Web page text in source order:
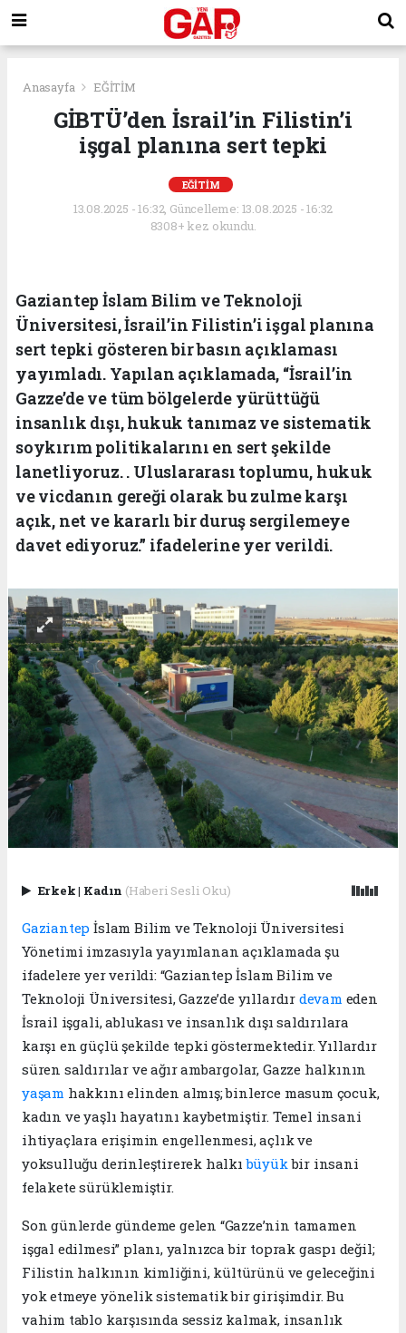
Anasayfa EĞİTİM
GİBTÜ’den İsrail’in Filistin’i
işgal planına sert tepki
EĞİTİM
13.08.2025 - 16:32, Güncelleme: 13.08.2025 - 16:32
8308+ kez okundu.
Gaziantep İslam Bilim ve Teknoloji
Üniversitesi, İsrail’in Filistin’i işgal planına
sert tepki gösteren bir basın açıklaması
yayımladı. Yapılan açıklamada, “İsrail’in
Gazze’de ve tüm bölgelerde yürüttüğü
insanlık dışı, hukuk tanımaz ve sistematik
soykırım politikalarını en sert şekilde
lanetliyoruz. . Uluslararası toplumu, hukuk
ve vicdanın gereği olarak bu zulme karşı
açık, net ve kararlı bir duruş sergilemeye
davet ediyoruz.” ifadelerine yer verildi.
Erkek| Kadın (Haberi Sesli Oku)
Gaziantep İslam Bilim ve Teknoloji Üniversitesi
Yönetimi imzasıyla yayımlanan açıklamada şu
ifadelere yer verildi: “Gaziantep İslam Bilim ve
Teknoloji Üniversitesi, Gazze’de yıllardır devam eden
İsrail işgali, ablukası ve insanlık dışı saldırılara
karşı en güçlü şekilde tepki göstermektedir. Yıllardır
süren saldırılar ve ağır ambargolar, Gazze halkının
yaşam hakkını elinden almış; binlerce masum çocuk,
kadın ve yaşlı hayatını kaybetmiştir. Temel insani
ihtiyaçlara erişimin engellenmesi, açlık ve
yoksulluğu derinleştirerek halkıbüyükbir insani
felakete sürüklemiştir.
Son günlerde gündeme gelen “Gazze’nin tamamen
işgal edilmesi” planı, yalnızca bir toprak gaspı değil;
Filistin halkının kimliğini, kültürünü ve geleceğini
yok etmeye yönelik sistematik bir girişimdir. Bu
vahim tablo karşısında sessiz kalmak, insanlık